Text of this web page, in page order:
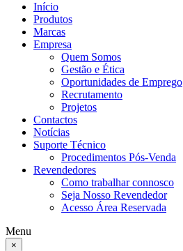
Início
Produtos
Marcas
Empresa
Quem Somos
Gestão e Ética
Oportunidades de Emprego
Recrutamento
Projetos
Contactos
Notícias
Suporte Técnico
Procedimentos Pós-Venda
Revendedores
Como trabalhar connosco
Seja Nosso Revendedor
Acesso Área Reservada
Menu
×